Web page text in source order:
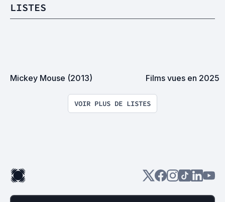
LISTES
Mickey Mouse (2013) Films vues en 2025
VOIR PLUS DE LISTES